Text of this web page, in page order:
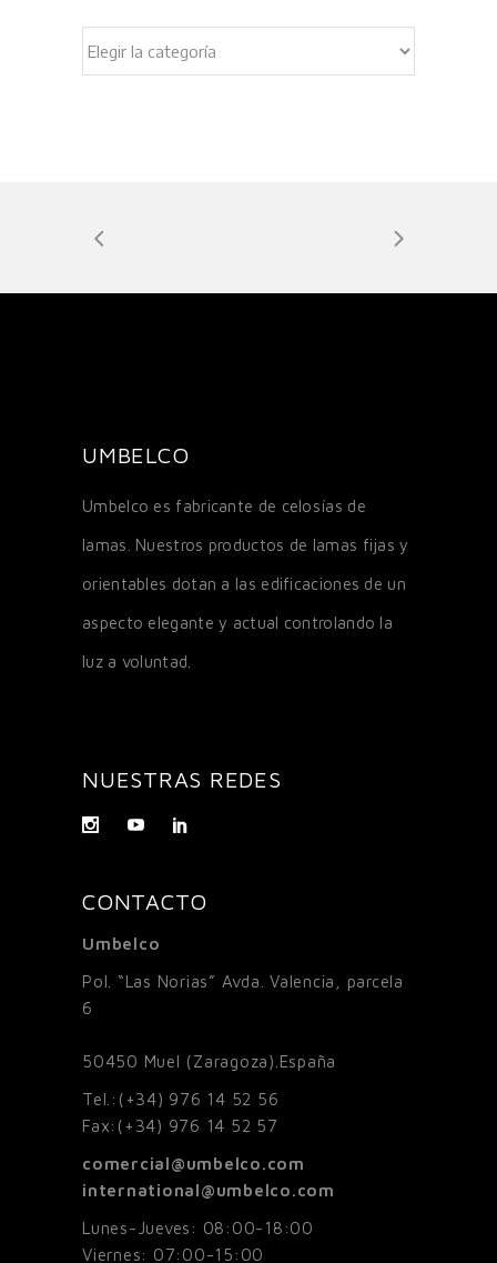
UMBELCO
Umbelco es fabricante de celosías de
lamas. Nuestros productos de lamas fijas y
orientables dotan a las edificaciones de un
aspecto elegante y actual controlando la
luz a voluntad.
NUESTRAS REDES
CONTACTO
Umbelco
Pol. “Las Norias” Avda. Valencia, parcela
6
50450 Muel (Zaragoza).España
Tel.: (+34) 976 14 52 56
Fax: (+34) 976 14 52 57
comercial@umbelco.com
international@umbelco.com
Lunes-Jueves: 08:00-18:00
Viernes: 07:00-15:00